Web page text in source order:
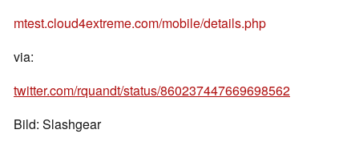
mtest.cloud4extreme.com/mobile/details.php
via:
twitter.com/rquandt/status/860237447669698562
Bild: Slashgear